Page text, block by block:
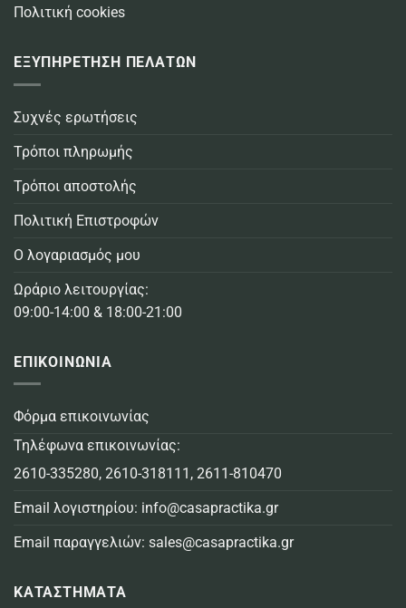
Πολιτική cookies
ΕΞΥΠΗΡΕΤΗΣΗ ΠΕΛΑΤΩΝ
Συχνές ερωτήσεις
Τρόποι πληρωμής
Τρόποι αποστολής
Πολιτική Επιστροφών
Ο λογαριασμός μου
Ωράριο λειτουργίας:
09:00-14:00 & 18:00-21:00
ΕΠΙΚΟΙΝΩΝΙΑ
Φόρμα επικοινωνίας
Τηλέφωνα επικοινωνίας:
2610-335280, 2610-318111 , 2611-810470
Email λογιστηρίου: info@casapractika.gr
Email παραγγελιών: sales@casapractika.gr
ΚΑΤΑΣΤΗΜΑΤΑ